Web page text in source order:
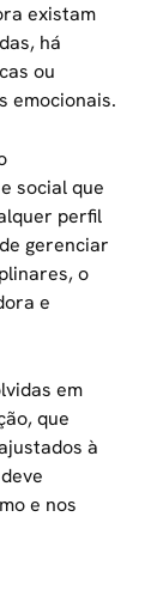
existam
há
ou
emocionais.
social que
perfil
gerenciar
o
e
em
que
à
e nos